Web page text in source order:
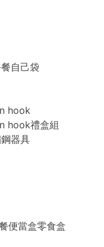
自己袋
hook
hook禮盒組
器具
便當盒零食盒